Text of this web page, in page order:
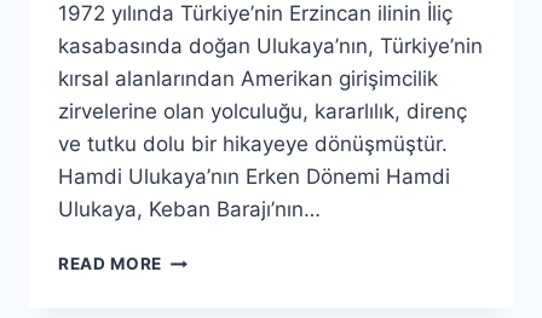
1972 yılında Türkiye’nin Erzincan ilinin İliç
kasabasında doğan Ulukaya’nın, Türkiye’nin
kırsal alanlarından Amerikan girişimcilik
zirvelerine olan yolculuğu, kararlılık, direnç
ve tutku dolu bir hikayeye dönüşmüştür.
Hamdi Ulukaya’nın Erken Dönemi Hamdi
Ulukaya, Keban Barajı’nın…
READ MORE CHOBANI